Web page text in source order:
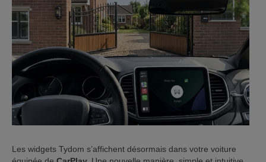
CLIENT)
Les widgets Tydom s’affichent désormais dans votre voiture